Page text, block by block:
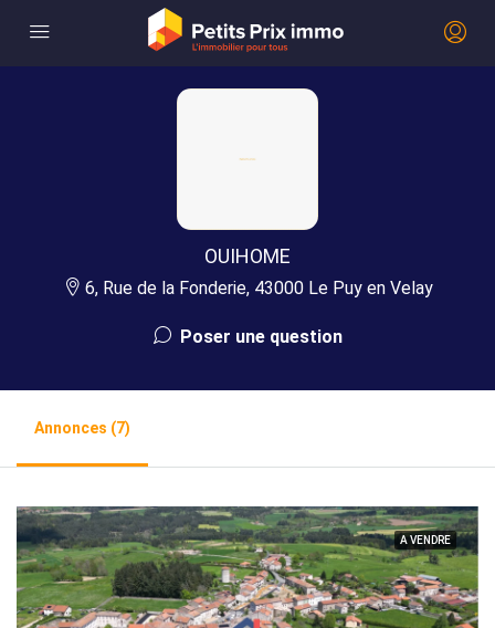
OUIHOME
6, Rue de la Fonderie, 43000 Le Puy en Velay
Poser une question
Annonces (7)
A VENDRE